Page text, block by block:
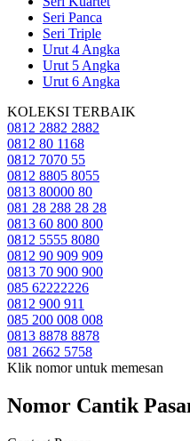
Seri Panca
Seri Triple
Urut 4 Angka
Urut 5 Angka
Urut 6 Angka
KOLEKSI TERBAIK
0812 2882 2882
0812 80 1168
0812 7070 55
0812 8805 8055
0813 80000 80
081 28 288 28 28
0813 60 800 800
0812 5555 8080
0812 90 909 909
0813 70 900 900
085 62222226
0812 900 911
085 200 008 008
0813 8878 8878
081 2662 5758
Klik nomor untuk memesan
Nomor Cantik